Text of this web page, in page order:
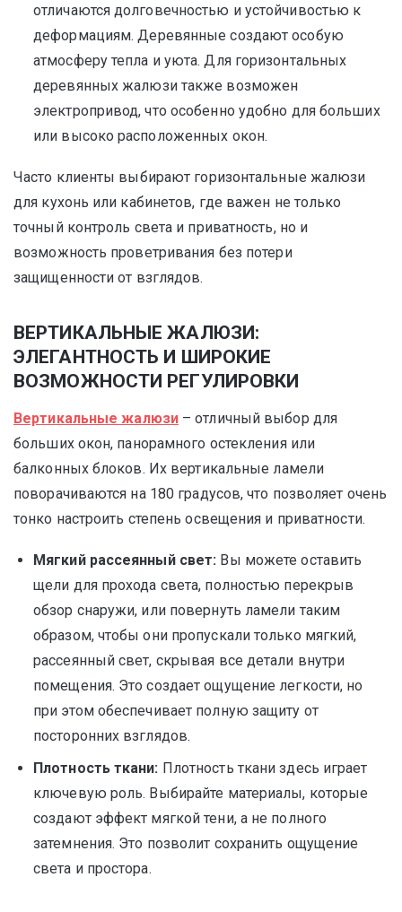
отличаются долговечностью и устойчивостью к
деформациям. Деревянные создают особую
атмосферу тепла и уюта. Для горизонтальных
деревянных жалюзи также возможен
электропривод, что особенно удобно для больших
или высоко расположенных окон.
Часто клиенты выбирают горизонтальные жалюзи
для кухонь или кабинетов, где важен не только
точный контроль света и приватность, но и
возможность проветривания без потери
защищенности от взглядов.
ВЕРТИКАЛЬНЫЕ ЖАЛЮЗИ:
ЭЛЕГАНТНОСТЬ И ШИРОКИЕ
ВОЗМОЖНОСТИ РЕГУЛИРОВКИ
Вертикальные жалюзи– отличный выбор для
больших окон, панорамного остекления или
балконных блоков. Их вертикальные ламели
поворачиваются на 180 градусов, что позволяет очень
тонко настроить степень освещения и приватности.
Мягкий рассеянный свет: Вы можете оставить
щели для прохода света, полностью перекрыв
обзор снаружи, или повернуть ламели таким
образом, чтобы они пропускали только мягкий,
рассеянный свет, скрывая все детали внутри
помещения. Это создает ощущение легкости, но
при этом обеспечивает полную защиту от
посторонних взглядов.
Плотность ткани: Плотность ткани здесь играет
ключевую роль. Выбирайте материалы, которые
создают эффект мягкой тени, а не полного
затемнения. Это позволит сохранить ощущение
света и простора.